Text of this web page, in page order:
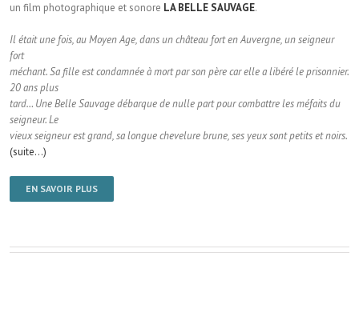
un film photographique et sonore LA BELLE SAUVAGE.
Il était une fois, au Moyen Age, dans un château fort en Auvergne, un seigneur
fort
méchant. Sa fille est condamnée à mort par son père car elle a libéré le prisonnier.
20 ans plus
tard… Une Belle Sauvage débarque de nulle part pour combattre les méfaits du
seigneur. Le
vieux seigneur est grand, sa longue chevelure brune, ses yeux sont petits et noirs.
(suite…)
EN SAVOIR PLUS